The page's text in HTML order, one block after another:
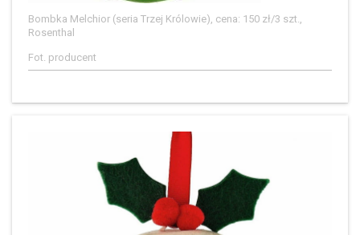
Bombka Melchior (seria Trzej Królowie), cena: 150 zł/3 szt.,
Rosenthal
Fot. producent